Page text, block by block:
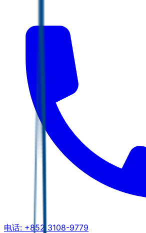
电话: +852 3108-9779